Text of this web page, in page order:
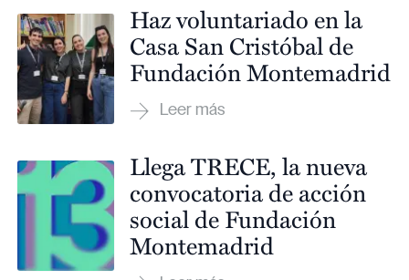
Haz voluntariado en la
Casa San Cristóbal de
Fundación Montemadrid
Llega TRECE, la nueva
convocatoria de acción
social de Fundación
Montemadrid